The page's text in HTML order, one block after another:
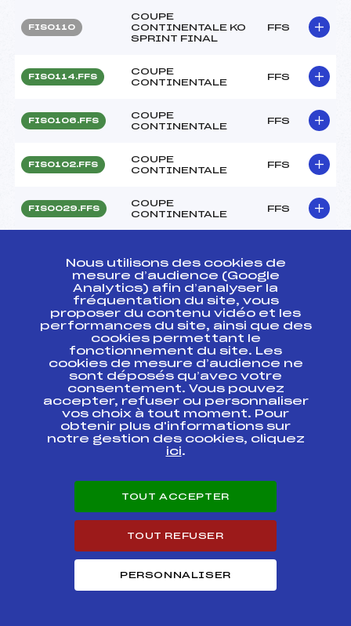
FIS0110
COUPE
CONTINENTALE KO
SPRINT FINAL
FFS
FIS0114.FFS
COUPE
CONTINENTALE
FFS
FIS0106.FFS
COUPE
CONTINENTALE
FFS
FIS0102.FFS
COUPE
CONTINENTALE
FFS
FIS0029.FFS
COUPE
CONTINENTALE
FFS
FIS0023
CONTINENTALE KO
SPRINT FINAL
FFS
COUPE
CONTINENTALE
FFS
FNAM0024.FFS
SUBARU NORDIC
CHALLENGE Libre –
Etape 1
FFS
FNAM0022.FFS
SUBARU NORDIC
CHALLENGE
Classique – Etape 1
FFS
SUBARU NORDIC
FNAM0015
SUBARU NORDIC
CHALLENGE SPRINT
FINALES – Etape 1
FFS
Nous utilisons des cookies de
mesure d’audience (Google
Analytics) afin d’analyser la
fréquentation du site, vous
proposer du contenu vidéo et les
performances du site, ainsi que des
cookies permettant le
fonctionnement du site. Les
cookies de mesure d’audience ne
sont déposés qu’avec votre
consentement. Vous pouvez
accepter, refuser ou personnaliser
vos choix à tout moment. Pour
obtenir plus d'informations sur
notre gestion des cookies, cliquez
ici.
TOUT ACCEPTER
TOUT REFUSER
PERSONNALISER